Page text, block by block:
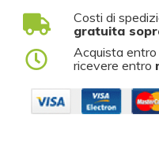
Costi di
gratuita
Acquista entro
ricevere entro